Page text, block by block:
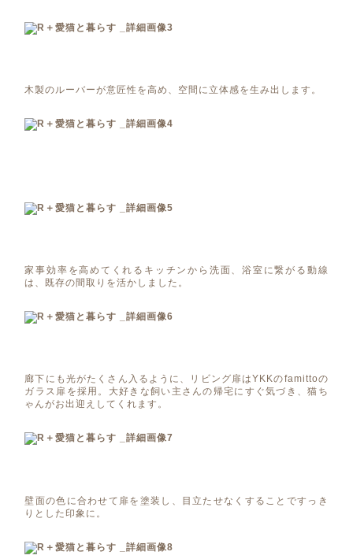
木製のルーバーが意匠性を高め、空間に立体感を生み出します。
家事効率を高めてくれるキッチンから洗面、浴室に繋がる動線
は、既存の間取りを活かしました。
廊下にも光がたくさん入るように、リビング扉はYKKのfamittoの
ガラス扉を採用。大好きな飼い主さんの帰宅にすぐ気づき、猫ち
ゃんがお出迎えしてくれます。
壁面の色に合わせて扉を塗装し、目立たせなくすることですっき
りとした印象に。